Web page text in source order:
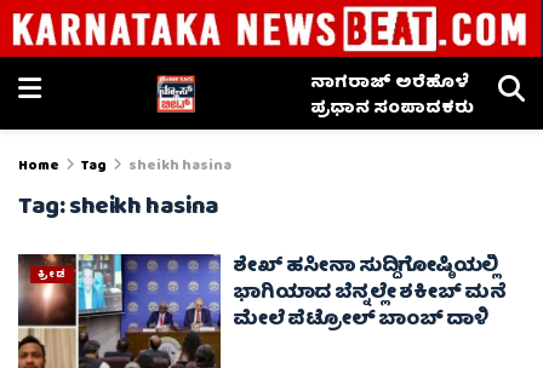
ನಾಗರಾಜ್ ಅರೆಹೊಳೆ
ಪ್ರಧಾನ ಸಂಪಾದಕರು
Home Tag sheikh hasina
Tag:sheikh hasina
ಕ್ರೀಡೆ ಶೇಖ್ ಹಸೀನಾ ಸುದ್ದಿಗೋಷ್ಠಿಯಲ್ಲಿ
ಭಾಗಿಯಾದ ಬೆನ್ನಲ್ಲೇ ಶಕೀಬ್ ಮನೆ
ಮೇಲೆ ಪೆಟ್ರೋಲ್ ಬಾಂಬ್ ದಾಳಿ